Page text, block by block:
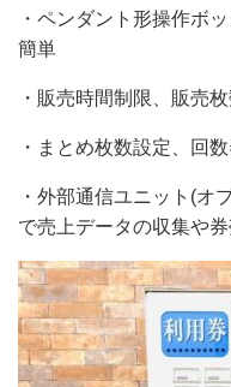
・ペンダント形操作ボ
簡単
・販売時間制限、販売
・まとめ枚数設定、回
・外部通信ユニット(オ
で売上データの収集や